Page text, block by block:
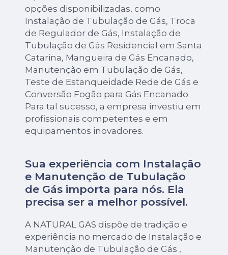
opções disponibilizadas, como
Instalação de Tubulação de Gás, Troca
de Regulador de Gás, Instalação de
Tubulação de Gás Residencial em Santa
Catarina, Mangueira de Gás Encanado,
Manutenção em Tubulação de Gás,
Teste de Estanqueidade Rede de Gás e
Conversão Fogão para Gás Encanado.
Para tal sucesso, a empresa investiu em
profissionais competentes e em
equipamentos inovadores.
Sua experiência com Instalação
e Manutenção de Tubulação
de Gás importa para nós. Ela
precisa ser a melhor possível.
A NATURAL GAS dispõe de tradição e
experiência no mercado de Instalação e
Manutenção de Tubulação de Gás ,